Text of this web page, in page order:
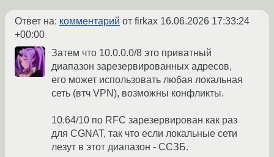
Ответ на: комментарий от firkax 16.06.2026 17:33:24
+00:00
Затем что 10.0.0.0/8 это приватный
диапазон зарезервированных адресов,
его может использовать любая локальная
сеть (втч VPN), возможны конфликты.
10.64/10 по RFC зарезервирован как раз
для CGNAT, так что если локальные сети
лезут в этот диапазон - ССЗБ.